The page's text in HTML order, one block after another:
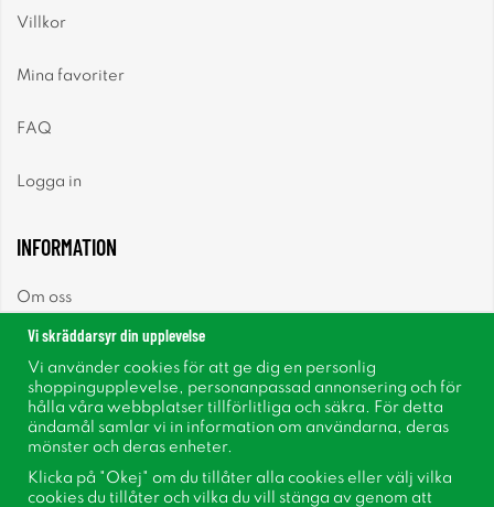
Villkor
Mina favoriter
FAQ
Logga in
INFORMATION
Om oss
Nyhetsbrev
Om cookies
Vi skräddarsyr din upplevelse
Vi använder cookies för att ge dig en personlig
shoppingupplevelse, personanpassad annonsering och för
hålla våra webbplatser tillförlitliga och säkra. För detta
ändamål samlar vi in information om användarna, deras
mönster och deras enheter.
Klicka på "Okej" om du tillåter alla cookies eller välj vilka
cookies du tillåter och vilka du vill stänga av genom att